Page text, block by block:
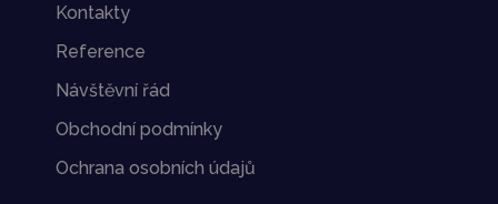
Kontakty
Reference
Návštěvní řád
Obchodní podmínky
Ochrana osobních údajů